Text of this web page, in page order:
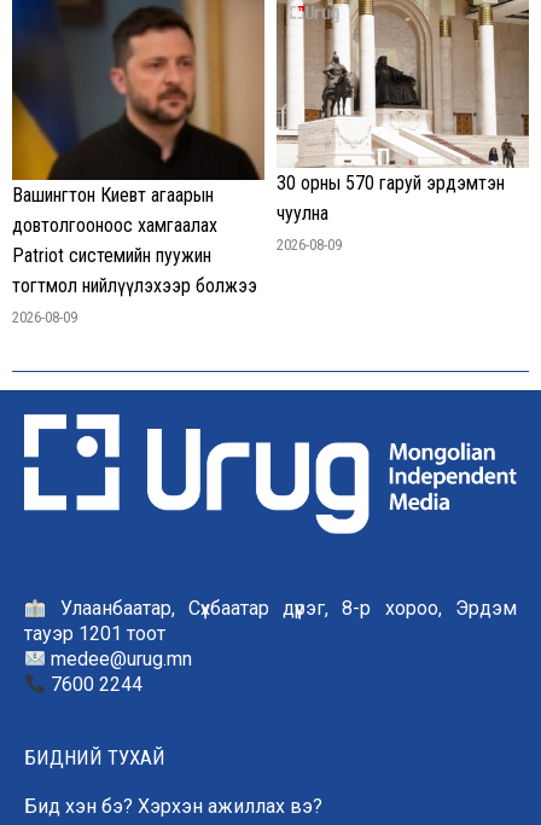
Вашингтон Киевт агаарын
довтолгооноос хамгаалах
Patriot системийн пуужин
тогтмол нийлүүлэхээр болжээ
2026-08-09
30 орны 570 гаруй эрдэмтэн
чуулна
2026-08-09
Улаанбаатар, Сүхбаатар дүүрэг, 8-р хороо, Эрдэм
тауэр 1201 тоот
medee@urug.mn
7600 2244
БИДНИЙ ТУХАЙ
Бид хэн бэ? Хэрхэн ажиллах вэ?